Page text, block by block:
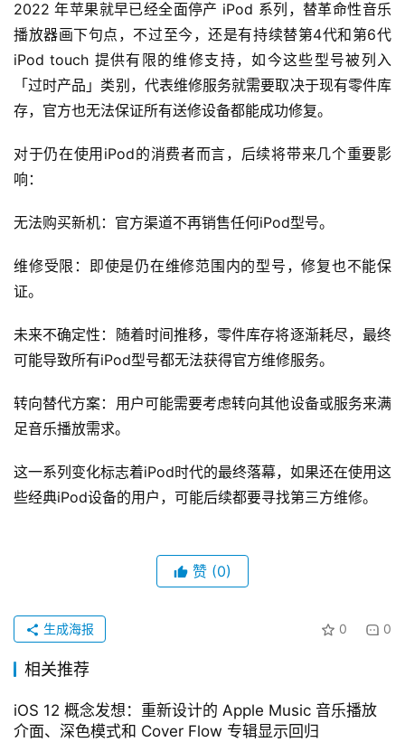
2022 年苹果就早已经全面停产 iPod 系列，替革命性音乐
播放器画下句点，不过至今，还是有持续替第4代和第6代
iPod touch 提供有限的维修支持，如今这些型号被列入
「过时产品」类别，代表维修服务就需要取决于现有零件库
存，官方也无法保证所有送修设备都能成功修复。
对于仍在使用iPod的消费者而言，后续将带来几个重要影
响：
无法购买新机：官方渠道不再销售任何iPod型号。
维修受限：即使是仍在维修范围内的型号，修复也不能保
证。
未来不确定性：随着时间推移，零件库存将逐渐耗尽，最终
可能导致所有iPod型号都无法获得官方维修服务。
转向替代方案：用户可能需要考虑转向其他设备或服务来满
足音乐播放需求。
这一系列变化标志着iPod时代的最终落幕，如果还在使用这
些经典iPod设备的用户，可能后续都要寻找第三方维修。
赞 (0)
0 0
生成海报
相关推荐
iOS 12 概念发想：重新设计的 Apple Music 音乐播放
介面、深色模式和 Cover Flow 专辑显示回归